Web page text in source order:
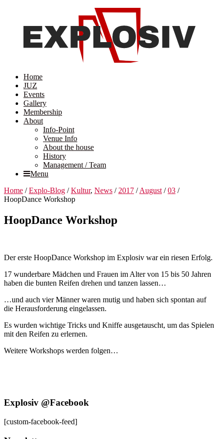
Home
JUZ
Events
Gallery
Membership
About
Info-Point
Venue Info
About the house
History
Management / Team
Menu
Home / Explo-Blog / Kultur, News / 2017 / August / 03 /
HoopDance Workshop
HoopDance Workshop
HoopDance
Workshop
Der erste HoopDance Workshop im Explosiv war ein riesen Erfolg.
17 wunderbare Mädchen und Frauen im Alter von 15 bis 50 Jahren
haben die bunten Reifen drehen und tanzen lassen…
…und auch vier Männer waren mutig und haben sich spontan auf
die Herausforderung eingelassen.
Es wurden wichtige Tricks und Kniffe ausgetauscht, um das Spielen
mit den Reifen zu erlernen.
Weitere Workshops werden folgen…
Explosiv @Facebook
[custom-facebook-feed]